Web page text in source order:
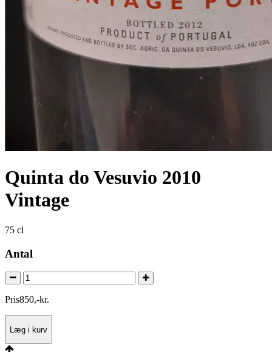
Quinta do Vesuvio 2010
Vintage
75 cl
Antal
Pris850,-kr.
Læg i kurv